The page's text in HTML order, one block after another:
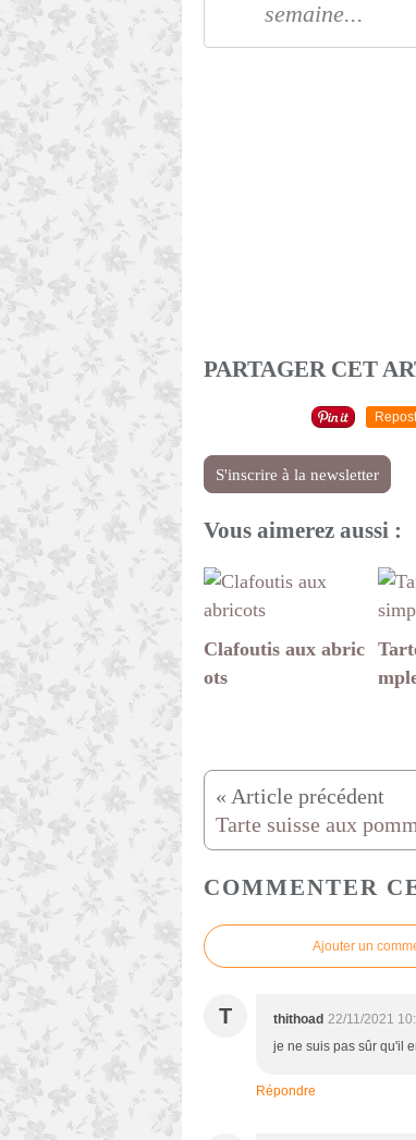
semaine...
PARTAGER CET
Repost
S'inscrire à la newsletter
Vous aimerez aussi :
Clafoutis aux abric
ots
Tarte suisse aux
COMMENTER
Ajouter un
T thithoad 22/11/2021
je ne suis pas sûr qu'il
Répondre